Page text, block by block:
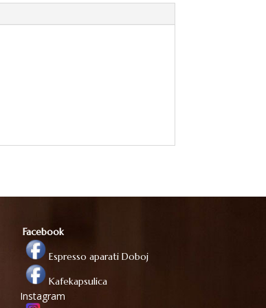
Facebook
Espresso aparati Doboj
Kafekapsulica
Instagram